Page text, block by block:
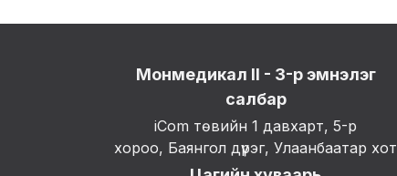
Монмедикал II - 3-р эмнэлэг
салбар
iCom төвийн 1 давхарт, 5-р
хороо, Баянгол дүүрэг, Улаанбаатар хот